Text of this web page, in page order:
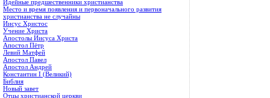
Идейные предшественники христианства
Место и время появления и первоначального развития
христианства не случайны
Иисус Христос
Учение Христа
Апостолы Иисуса Христа
Апостол Пётр
Левий Матфей
Апостол Павел
Апостол Андрей
Константин I (Великий)
Библия
Новый завет
Отцы христианской церкви